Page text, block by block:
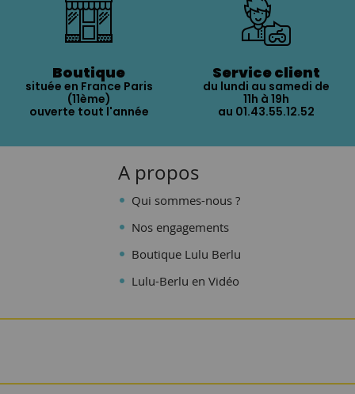
Boutique
située en France Paris
(11ème)
ouverte tout l'année
Service client
du lundi au samedi de
11h à 19h
au 01.43.55.12.52
A propos
Qui sommes-nous ?
Nos engagements
Boutique Lulu Berlu
Lulu-Berlu en Vidéo